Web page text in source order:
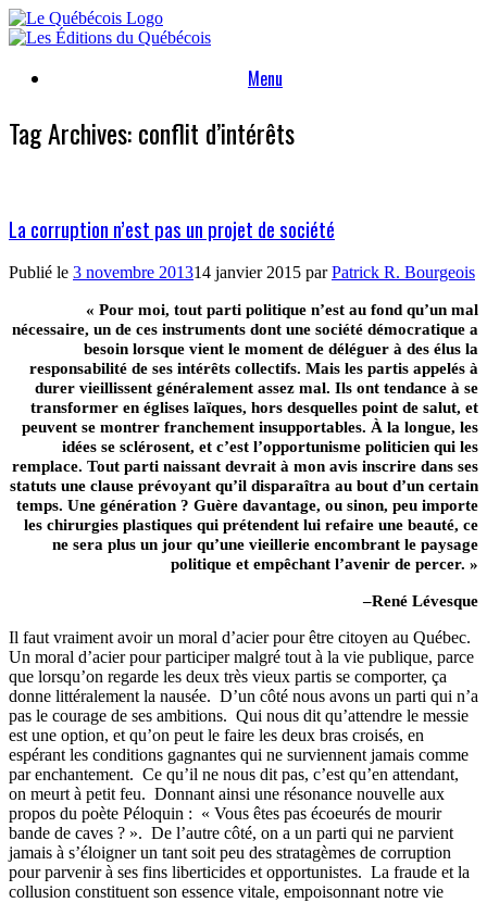
Skip
to
Menu
Tag Archives:conflit d’intérêts
La corruption n’est pas un projet de société
Publié le 3 novembre 201314 janvier 2015 parPatrick R. Bourgeois
« Pour moi, tout parti politique n’est au fond qu’un mal
nécessaire, un de ces instruments dont une société démocratique a
besoin lorsque vient le moment de déléguer à des élus la
responsabilité de ses intérêts collectifs. Mais les partis appelés à
durer vieillissent généralement assez mal. Ils ont tendance à se
transformer en églises laïques, hors desquelles point de salut, et
peuvent se montrer franchement insupportables. À la longue, les
idées se sclérosent, et c’est l’opportunisme politicien qui les
remplace. Tout parti naissant devrait à mon avis inscrire dans ses
statuts une clause prévoyant qu’il disparaîtra au bout d’un certain
temps. Une génération ? Guère davantage, ou sinon, peu importe
les chirurgies plastiques qui prétendent lui refaire une beauté, ce
ne sera plus un jour qu’une vieillerie encombrant le paysage
politique et empêchant l’avenir de percer. »
–René Lévesque
Il faut vraiment avoir un moral d’acier pour être citoyen au Québec.
Un moral d’acier pour participer malgré tout à la vie publique, parce
que lorsqu’on regarde les deux très vieux partis se comporter, ça
donne littéralement la nausée. D’un côté nous avons un parti qui n’a
pas le courage de ses ambitions. Qui nous dit qu’attendre le messie
est une option, et qu’on peut le faire les deux bras croisés, en
espérant les conditions gagnantes qui ne surviennent jamais comme
par enchantement. Ce qu’il ne nous dit pas, c’est qu’en attendant,
on meurt à petit feu. Donnant ainsi une résonance nouvelle aux
propos du poète Péloquin : « Vous êtes pas écoeurés de mourir
bande de caves ? ». De l’autre côté, on a un parti qui ne parvient
jamais à s’éloigner un tant soit peu des stratagèmes de corruption
pour parvenir à ses fins liberticides et opportunistes. La fraude et la
collusion constituent son essence vitale, empoisonnant notre vie